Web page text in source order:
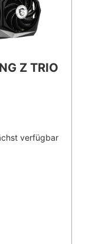
Z TRIO
verfügbar